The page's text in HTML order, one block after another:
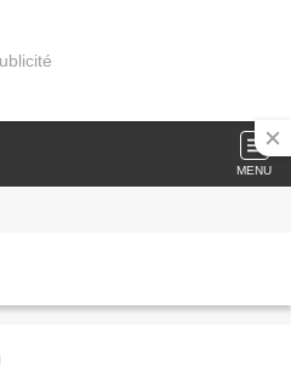
MENU